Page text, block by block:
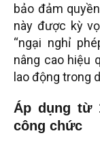
bảo đảm
này được kỳ
“ngại nghỉ
nâng cao hiệu
lao động trong
Áp dụng từ
công chức